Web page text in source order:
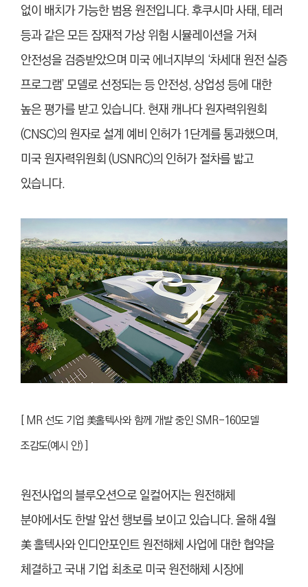
없이 배치가 가능한 범용 원전입니다. 후쿠시마 사태, 테러
등과 같은 모든 잠재적 가상 위험 시뮬레이션을 거쳐
안전성을 검증받았으며 미국 에너지부의 ‘차세대 원전 실증
프로그램’ 모델로 선정되는 등 안전성, 상업성 등에 대한
높은 평가를 받고 있습니다. 현재 캐나다 원자력위원회
(CNSC)의 원자로 설계 예비 인허가 1단계를 통과했으며,
미국 원자력위원회 (USNRC)의 인허가 절차를 밟고
있습니다.
[ MR 선도 기업 美홀텍사와 함께 개발 중인 SMR-160모델
조감도(예시 안) ]
원전사업의 블루오션으로 일컬어지는 원전해체
분야에서도 한발 앞선 행보를 보이고 있습니다. 올해 4월
美 홀텍사와 인디안포인트 원전해체 사업에 대한 협약을
체결하고 국내 기업 최초로 미국 원전해체 시장에